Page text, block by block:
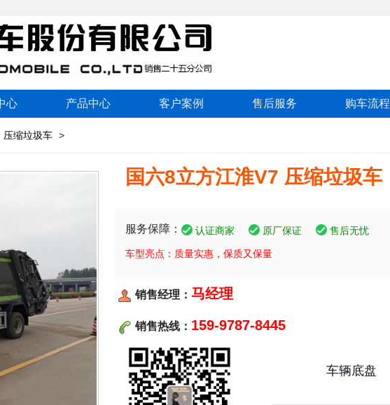
心 产品中心 客户案例 售后服务 购车流程
压缩垃圾车 >
国六8立方江淮V7 压缩垃圾车
服务保障： 认证商家 原厂保证 售后无忧
车型亮点：质量实惠，保质又保量
销售经理： 马经理
销售热线： 159-9787-8445
车辆底盘